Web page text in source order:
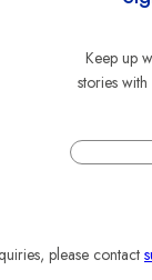
Keep up
stories
please contact